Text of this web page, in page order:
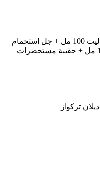
المحتويات: عطر او دو تواليت 100 مل + جل استحمام
100 مل + جل للجسم 100 مل + حقيبة مستحضرات
تركواز